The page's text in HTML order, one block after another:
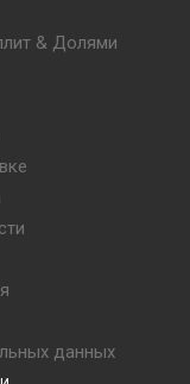
& Долями
данных